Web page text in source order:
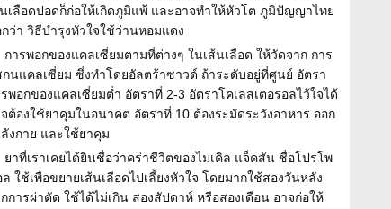
นเลือดปอดก็ก่อให้เกิดภูมิแพ้ และอาจทำให้หัวโต ภูมิปัญญาไทย
ว่า วิธีบำรุงหัวใจใช้ว่านหอมแดง
การพอกของแคลเซี่ยมตามที่ต่างๆ ในเส้นเลือด ให้วัดจาก การ
กนแคลเซี่ยม ซึ่งทำโดยอัลตร้าซาวด์ ถ้าระดับอยู่ที่ศูนย์ อัตรา
พอกของแคลเซี่ยมต่ำ อัตราที่ 2-3 อัตราโคเลสเตอรอลไว้ใจได้
ต้องใช้ยาคุมในอนาคต อัตราที่ 10 ต้องระมัดระวังอาหาร ออก
งกาย และใช้ยาคุม
ยาที่เราเคยได้ยินชื่อว่าคร่าชีวิตของไมเคิล แจ็คสัน ชื่อโปรโพ
ใช้เพื่อขยายเส้นเลือดไปเลี้ยงหัวใจ โดยมากใช้สองวันหลัง
การผ่าตัด ใช้ได้ไม่เกิน สองสัปดาห์ หรือสองเดือน อาจก่อให้